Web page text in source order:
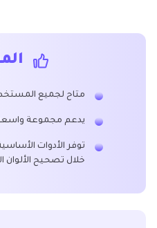
متاح لجميع
يدعم مجموعة
توفر الأدوات
خلال تصحيح الألوان